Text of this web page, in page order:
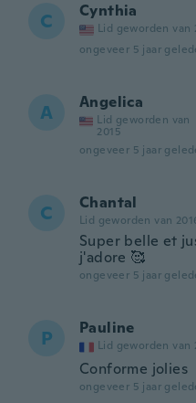
C Cynthia
Lid geworden van
ongeveer 5 jaar
A Angelica
Lid geworden van
2015
ongeveer 5 jaar
C Chantal
Lid geworden van
Super belle et
j'adore 🥰
ongeveer 5 jaar
P Pauline
Lid geworden van
Conforme jolies
ongeveer 5 jaar